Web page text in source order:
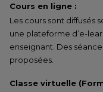
Cours en ligne :
Les cours sont diffusés
une plateforme d’e-
enseignant. Des
proposées.
Classe virtuelle